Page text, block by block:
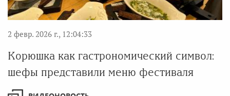
2 февр. 2026 г., 12:04:33
Корюшка как гастрономический символ:
шефы представили меню фестиваля